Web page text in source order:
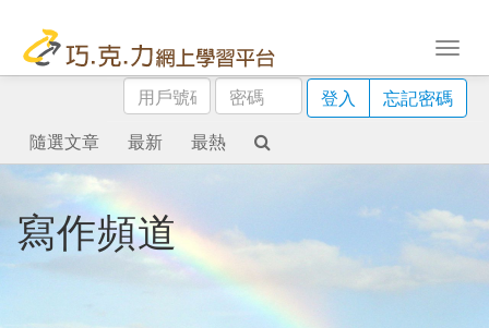
用
戶
號
碼
密
碼
登入
忘記密碼
隨選文章
最新 最熱
寫作頻道